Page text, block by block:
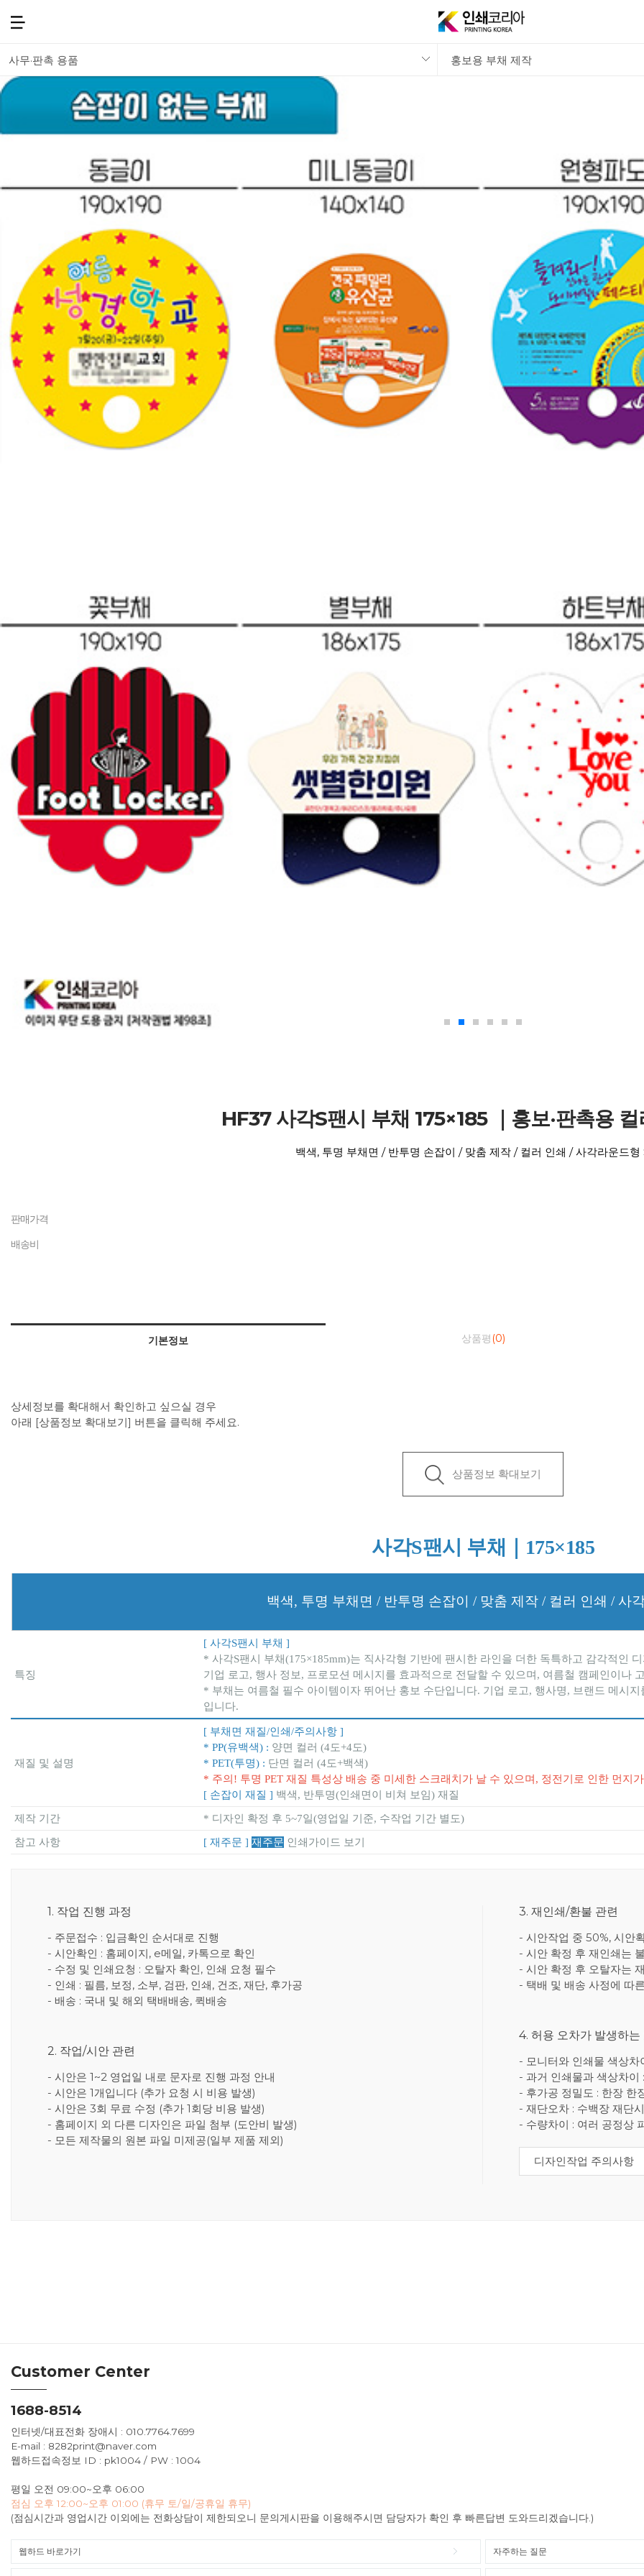
사무·판촉 용품 홍보용 부채 제작
HF37 사각S팬시 부채 175×185 ｜홍보·판촉용
백색, 투명 부채면 / 반투명 손잡이 / 맞춤 제작 / 컬러 인쇄 / 사각라운드형
판매가격
배송비
기본정보 상품평 (0)
상세정보를 확대해서 확인하고 싶으실 경우
아래 [상품정보 확대보기] 버튼을 클릭해 주세요.
상품정보 확대보기
사각S팬시 부채｜175×185
백색, 투명 부채면 / 반투명 손잡이 / 맞춤 제작 / 컬러 인쇄 / 사
특징
[ 사각S팬시 부채 ]
* 사각S팬시 부채(175×185mm)는 직사각형 기반에 팬시한 라인을 더한 독특하고 감각적인
기업 로고, 행사 정보, 프로모션 메시지를 효과적으로 전달할 수 있으며, 여름철 캠페인이나
* 부채는 여름철 필수 아이템이자 뛰어난 홍보 수단입니다. 기업 로고, 행사명, 브랜드 메시
입니다.
재질 및 설명
[ 부채면 재질/인쇄/주의사항 ]
* PP(유백색) : 양면 컬러 (4도+4도)
* PET(투명) : 단면 컬러 (4도+백색)
* 주의! 투명 PET 재질 특성상 배송 중 미세한 스크래치가 날 수 있으며, 정전기로 인한 먼지
[ 손잡이 재질 ] 백색, 반투명(인쇄면이 비쳐 보임) 재질
제작 기간 * 디자인 확정 후 5~7일(영업일 기준, 수작업 기간 별도)
참고 사항 [ 재주문 ] 재주문 인쇄가이드 보기
1. 작업 진행 과정
- 주문접수 : 입금확인 순서대로 진행
- 시안확인 : 홈페이지, e메일, 카톡으로 확인
- 수정 및 인쇄요청 : 오탈자 확인, 인쇄 요청 필수
- 인쇄 : 필름, 보정, 소부, 검판, 인쇄, 건조, 재단, 후가공
- 배송 : 국내 및 해외 택배배송, 퀵배송
2. 작업/시안 관련
- 시안은 1~2 영업일 내로 문자로 진행 과정 안내
- 시안은 1개입니다 (추가 요청 시 비용 발생)
- 시안은 3회 무료 수정 (추가 1회당 비용 발생)
- 홈페이지 외 다른 디자인은 파일 첨부 (도안비 발생)
- 모든 제작물의 원본 파일 미제공(일부 제품 제외)
3. 재인쇄/환불 관련
- 시안작업 중 50%, 시안
- 시안 확정 후 재인쇄는
- 시안 확정 후 오탈자는
- 택배 및 배송 사정에 따
4. 허용 오차가 발생하는
- 모니터와 인쇄물 색상
- 과거 인쇄물과 색상차이
- 후가공 정밀도 : 한장 한
- 재단오차 : 수백장 재단
- 수량차이 : 여러 공정상
디자인작업 주의사항
Customer Center
1688-8514
인터넷/대표전화 장애시 : 010.7764.7699
E-mail : 8282print@naver.com
웹하드접속정보 ID : pk1004 / PW : 1004
평일 오전 09:00~오후 06:00
점심 오후 12:00~오후 01:00 (휴무 토/일/공휴일 휴무)
(점심시간과 영업시간 이외에는 전화상담이 제한되오니 문의게시판을 이용해주시면 담당자가 확인 후 빠른답변 도와드리겠습니다.)
웹하드 바로가기 자주하는 질문